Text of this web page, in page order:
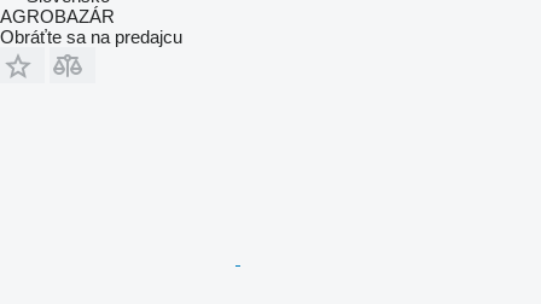
AGROBAZÁR
Obráťte sa na predajcu